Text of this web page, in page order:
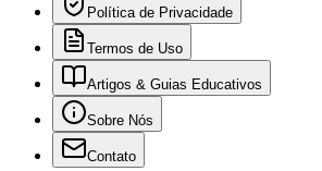
Política de Privacidade
Termos de Uso
Artigos & Guias Educativos
Sobre Nós
Contato